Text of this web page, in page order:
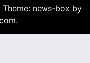
Theme: news-box by
.